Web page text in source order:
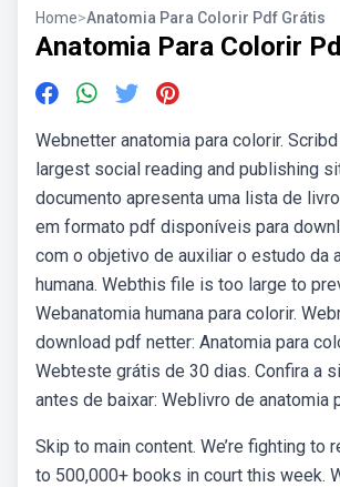
Home>Anatomia Para Colorir Pdf Grátis
Anatomia Para Colorir
Webnetter anatomia para colorir.
largest social reading and publishing
documento apresenta uma lista de
em formato pdf disponíveis para
com o objetivo de auxiliar o estudo da
humana. Webthis file is too large to
Webanatomia humana para colorir.
download pdf netter: Anatomia para
Webteste grátis de 30 dias. Confira a
antes de baixar: Weblivro de anatomia
Skip to main content. We’re fighting to
to 500,000+ books in court this week.